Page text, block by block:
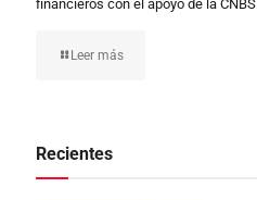
financieros con el apoyo de la CNBS
Leer más
Recientes